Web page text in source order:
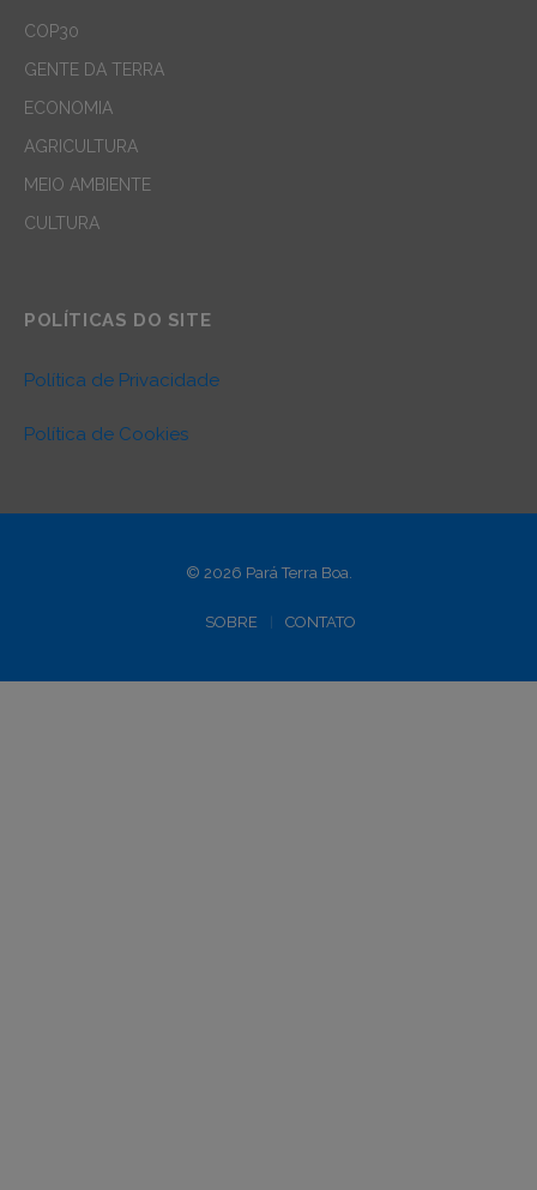
COP30
GENTE DA TERRA
ECONOMIA
AGRICULTURA
MEIO AMBIENTE
CULTURA
POLÍTICAS DO SITE
Política de Privacidade
Política de Cookies
© 2026 Pará Terra Boa.
SOBRE CONTATO